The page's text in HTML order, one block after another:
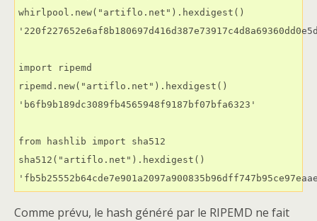
whirlpool.new("artiflo.net").hexdigest()
import ripemd
ripemd.new("artiflo.net").hexdigest()
'b6fb9b189dc3089fb4565948f9187bf07bfa6323'
from hashlib import sha512
sha512("artiflo.net").hexdigest()
Comme prévu, le hash généré par le RIPEMD ne fait